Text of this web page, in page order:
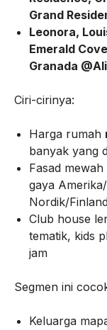
Grand
Leonora,
Emerald
Granada
Ciri-cirinya:
Harga rumah
banyak yang
Fasad
gaya
Nordik/
Club house
tematik, kids
jam
Segmen ini
Keluarga